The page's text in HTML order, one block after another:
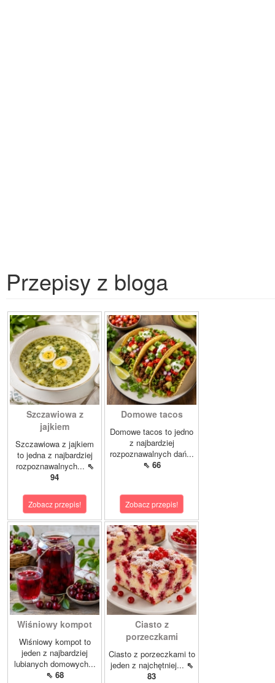
Przepisy z bloga
Szczawiowa z
jajkiem
Szczawiowa z jajkiem
to jedna z najbardziej
rozpoznawalnych... ⇖
94
Zobacz przepis!
Domowe tacos
Domowe tacos to jedno
z najbardziej
rozpoznawalnych dań...
⇖ 66
Zobacz przepis!
Wiśniowy kompot
Wiśniowy kompot to
jeden z najbardziej
lubianych domowych...
⇖ 68
Ciasto z
porzeczkami
Ciasto z porzeczkami to
jeden z najchętniej... ⇖
83